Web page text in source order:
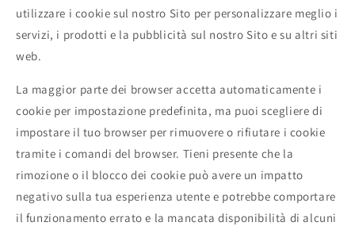
utilizzare i cookie sul nostro Sito per personalizzare meglio i
servizi, i prodotti e la pubblicità sul nostro Sito e su altri siti
web.
La maggior parte dei browser accetta automaticamente i
cookie per impostazione predefinita, ma puoi scegliere di
impostare il tuo browser per rimuovere o rifiutare i cookie
tramite i comandi del browser. Tieni presente che la
rimozione o il blocco dei cookie può avere un impatto
negativo sulla tua esperienza utente e potrebbe comportare
il funzionamento errato e la mancata disponibilità di alcuni